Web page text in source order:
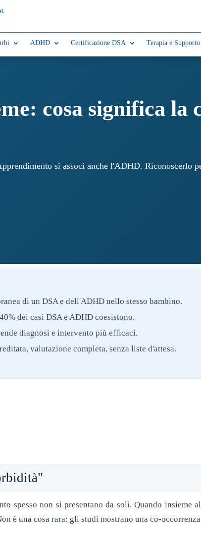
ADHD Certificazione DSA Terapia e Supporto
cosa significa
si associ anche l'ADHD. Riconoscerlo
di un DSA e dell'ADHD nello stesso bambino.
dei casi DSA e ADHD coesistono.
diagnosi e intervento più efficaci.
valutazione completa, senza liste d'attesa.
spesso non si presentano da soli. Quando insieme
è una cosa rara: gli studi mostrano una co-